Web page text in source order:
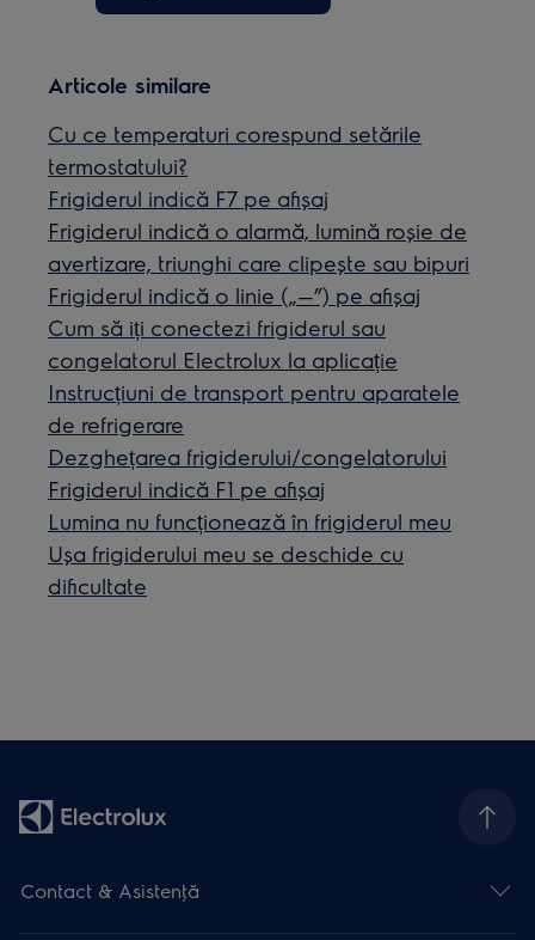
Articole similare
Cu ce temperaturi corespund setările
termostatului?
Frigiderul indică F7 pe afișaj
Frigiderul indică o alarmă, lumină roșie de
avertizare, triunghi care clipește sau bipuri
Frigiderul indică o linie („—”) pe afișaj
Cum să iți conectezi frigiderul sau
congelatorul Electrolux la aplicație
Instrucțiuni de transport pentru aparatele
de refrigerare
Dezghețarea frigiderului/congelatorului
Frigiderul indică F1 pe afișaj
Lumina nu funcționează în frigiderul meu
Ușa frigiderului meu se deschide cu
dificultate
Contact & Asistenţă